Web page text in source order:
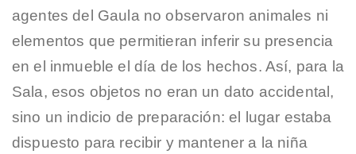
agentes del Gaula no observaron animales ni
elementos que permitieran inferir su presencia
en el inmueble el día de los hechos. Así, para la
Sala, esos objetos no eran un dato accidental,
sino un indicio de preparación: el lugar estaba
dispuesto para recibir y mantener a la niña